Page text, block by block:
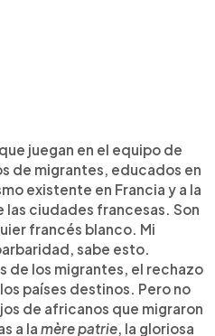
juegan en el equipo de
de migrantes, educados en
existente en Francia y a la
las ciudades francesas. Son
francés blanco. Mi
sabe esto.
de los migrantes, el rechazo
países destinos. Pero no
de africanos que migraron
a la mère patrie, la gloriosa